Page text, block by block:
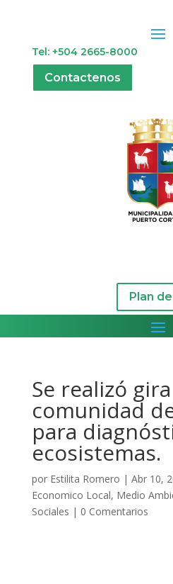
Tel: +504 2665-8000
Contactenos
Plan
Se realizó
comunidad
para
ecosistemas.
por Estilita Romero | Abr 10,
Economico Local, Medio
Sociales | 0 Comentarios